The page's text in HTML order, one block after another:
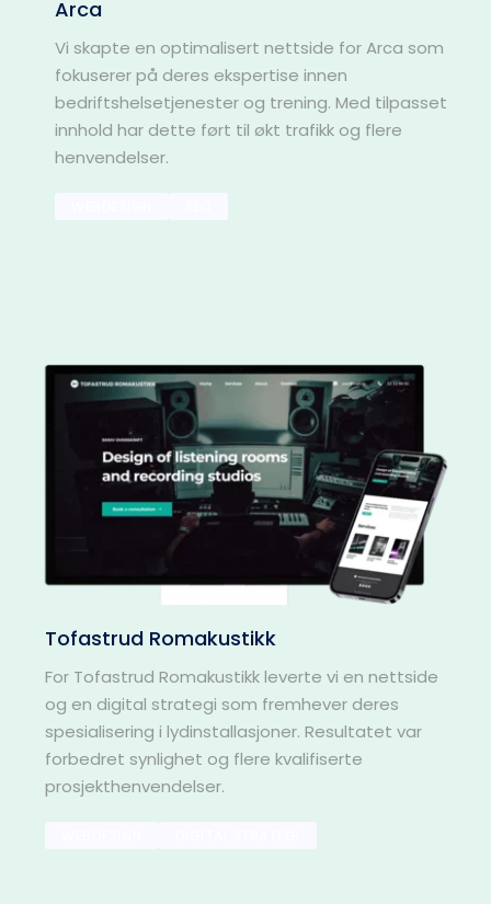
Arca
Vi skapte en optimalisert nettside for Arca som
fokuserer på deres ekspertise innen
bedriftshelsetjenester og trening. Med tilpasset
innhold har dette ført til økt trafikk og flere
henvendelser.
Tofastrud Romakustikk
For Tofastrud Romakustikk leverte vi en nettside
og en digital strategi som fremhever deres
spesialisering i lydinstallasjoner. Resultatet var
forbedret synlighet og flere kvalifiserte
prosjekthenvendelser.